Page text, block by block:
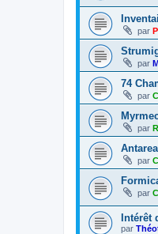
par
par
74
par
par
par
par
Intérêt
par